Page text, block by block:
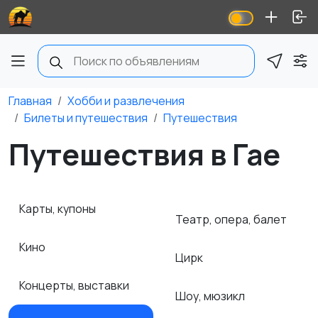
Главная
Хобби и развлечения
Билеты и путешествия
Путешествия
Путешествия в Гае
Карты, купоны
Кино
Концерты, выставки
Театр, опера, балет
Цирк
Шоу, мюзикл